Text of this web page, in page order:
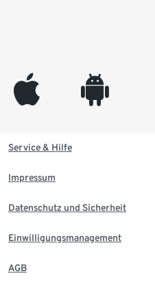
appleinc android
Service & Hilfe
Impressum
Datenschutz und Sicherheit
Einwilligungsmanagement
AGB